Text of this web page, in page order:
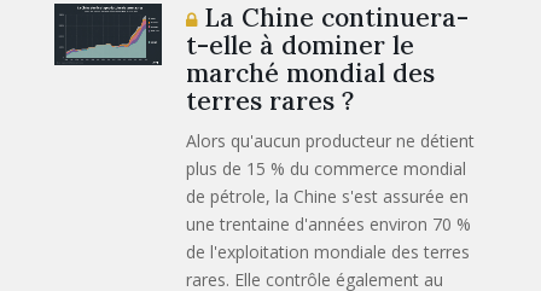
La Chine continuera-
t-elle à dominer le
marché mondial des
terres rares ?
Alors qu'aucun producteur ne détient
plus de 15 % du commerce mondial
de pétrole, la Chine s'est assurée en
une trentaine d'années environ 70 %
de l'exploitation mondiale des terres
rares. Elle contrôle également au